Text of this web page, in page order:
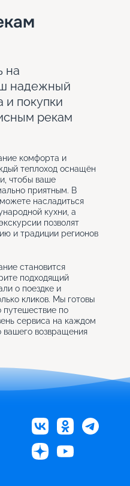
на
надежный
и покупки
рекам
комфорта и
теплоход оснащён
чтобы ваше
приятным. В
насладиться
кухни, а
позволят
и традиции регионов
становится
подходящий
о поездке и
кликов. Мы готовы
путешествие по
сервиса на каждом
вашего возвращения